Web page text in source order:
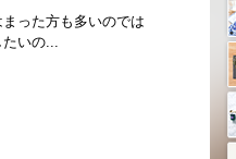
った方も多いのでは
いの...